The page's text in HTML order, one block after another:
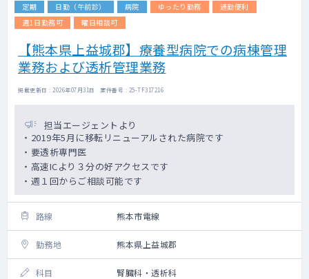
定期 日勤（午前診） 病院 ゆったり勤務
通勤便利
週1日勤務可
曜日相談可
【熊本県上益城郡】療養型病院での病棟管理
業務および透析管理業務
掲載更新日 : 2026年07月31日 案件番号 : 25-TF317216
担当エージェントより
・2019年5月に移転リニューアルされた病院です
・要透析専門医
・高速ICより３分の好アクセスです
・週１回からご相談可能です
路線 熊本市電線
勤務地 熊本県上益城郡
科目 腎臓科・透析科